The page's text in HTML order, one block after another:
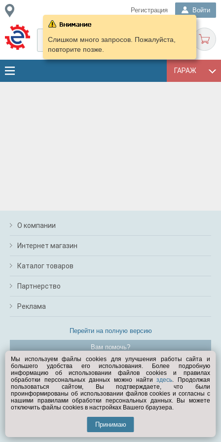
Регистрация Войти
ГАРАЖ
Слишком много запросов. Пожалуйста,
повторите позже.
О компании
Интернет магазин
Каталог товаров
Партнерство
Реклама
Перейти на полную версию
Вам помочь?
© Exist.ru 1998—2026
Мы используем файлы cookies для улучшения работы сайта и
большего удобства его использования. Более подробную
информацию об использовании файлов cookies и правилах
обработки персональных данных можно найтиздесь. Продолжая
пользоваться сайтом, Вы подтверждаете, что были
проинформированы об использовании файлов cookies и согласны с
нашими правилами обработки персональных данных. Вы можете
отключить файлы cookies в настройках Вашего браузера.
Принимаю